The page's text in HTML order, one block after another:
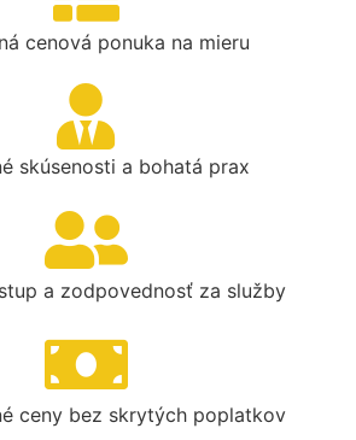
cenová ponuka na mieru
skúsenosti a bohatá prax
a zodpovednosť za služby
ceny bez skrytých poplatkov